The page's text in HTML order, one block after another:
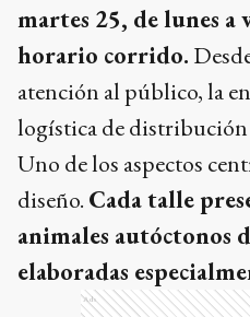
martes 25, de lunes a
horario corrido.
atención al público, la
logística de distribución
Uno de los aspectos
diseño. Cada talle
animales autóctonos
elaboradas
Ads